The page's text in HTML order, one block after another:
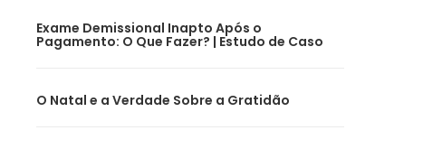
Exame Demissional Inapto Após o
Pagamento: O Que Fazer? | Estudo de Caso
O Natal e a Verdade Sobre a Gratidão